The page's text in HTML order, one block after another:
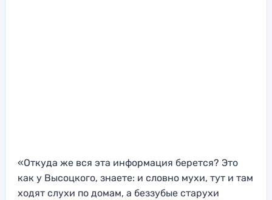
«Откуда же вся эта информация берется? Это
как у Высоцкого, знаете: и словно мухи, тут и там
ходят слухи по домам, а беззубые старухи